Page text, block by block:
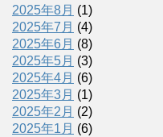
2025年8月 (1)
2025年7月 (4)
2025年6月 (8)
2025年5月 (3)
2025年4月 (6)
2025年3月 (1)
2025年2月 (2)
2025年1月 (6)